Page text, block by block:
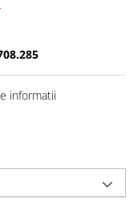
informatii